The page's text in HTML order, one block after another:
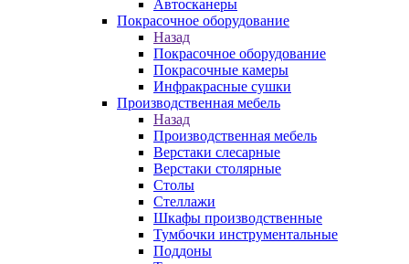
Автосканеры
Покрасочное оборудование
Назад
Покрасочное оборудование
Покрасочные камеры
Инфракрасные сушки
Производственная мебель
Назад
Производственная мебель
Верстаки слесарные
Верстаки столярные
Столы
Стеллажи
Шкафы производственные
Тумбочки инструментальные
Поддоны